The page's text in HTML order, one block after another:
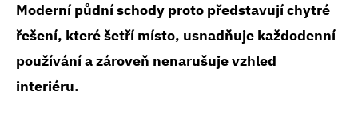
Moderní půdní schody proto představují chytré
řešení, které šetří místo, usnadňuje každodenní
používání a zároveň nenarušuje vzhled
interiéru.